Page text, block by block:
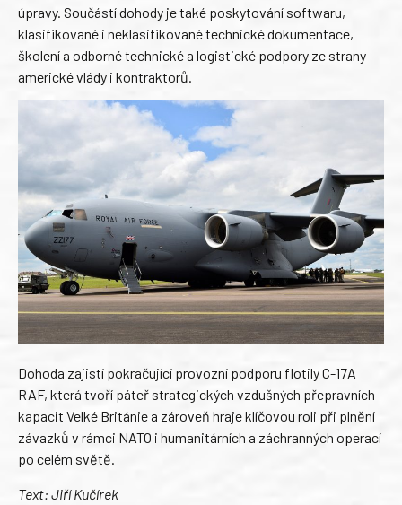
úpravy. Součástí dohody je také poskytování softwaru,
klasifikované i neklasifikované technické dokumentace,
školení a odborné technické a logistické podpory ze strany
americké vlády i kontraktorů.
Dohoda zajistí pokračující provozní podporu flotily C-17A
RAF, která tvoří páteř strategických vzdušných přepravních
kapacit Velké Británie a zároveň hraje klíčovou roli při plnění
závazků v rámci NATO i humanitárních a záchranných operací
po celém světě.
Text: Jiří Kučírek